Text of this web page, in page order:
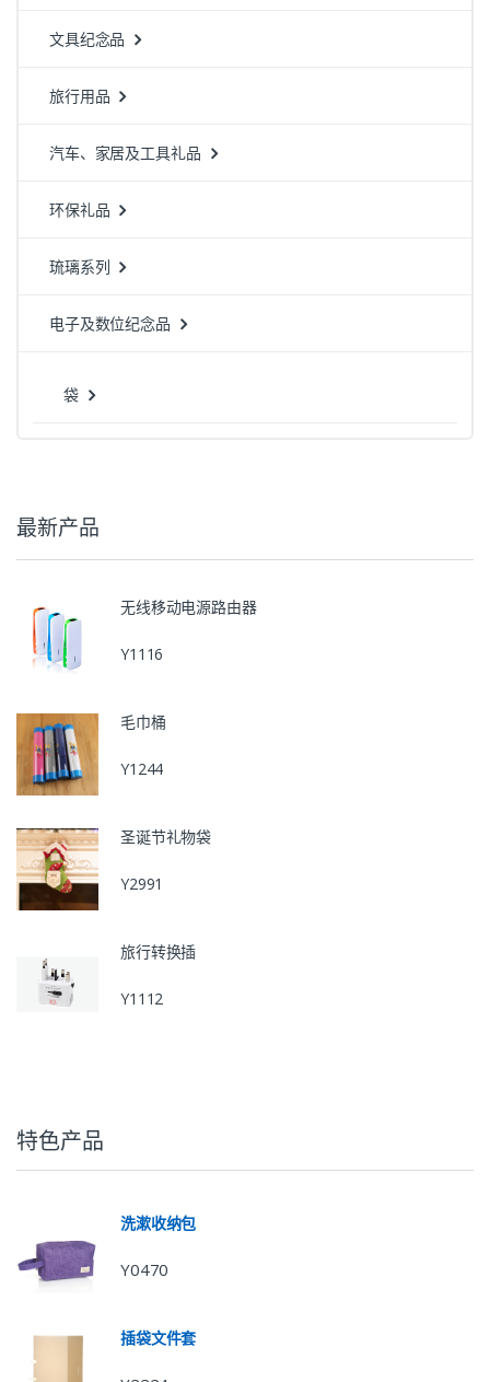
文具纪念品
旅行用品
汽车、家居及工具礼品
环保礼品
琉璃系列
电子及数位纪念品
袋
最新产品
无线移动电源路由器
Y1116
毛巾桶
Y1244
圣诞节礼物袋
Y2991
旅行转换插
Y1112
特色产品
洗漱收纳包
Y0470
插袋文件套